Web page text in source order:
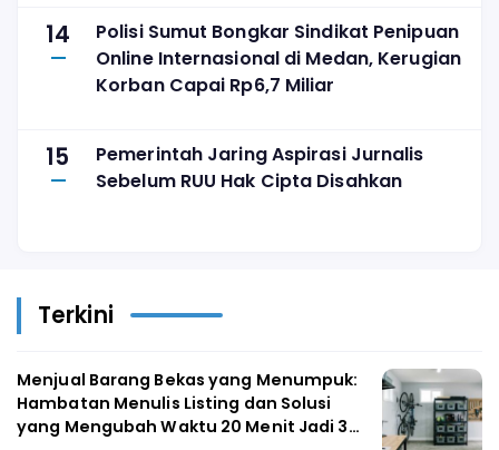
14
Polisi Sumut Bongkar Sindikat Penipuan
Online Internasional di Medan, Kerugian
Korban Capai Rp6,7 Miliar
15
Pemerintah Jaring Aspirasi Jurnalis
Sebelum RUU Hak Cipta Disahkan
Terkini
Menjual Barang Bekas yang Menumpuk:
Hambatan Menulis Listing dan Solusi
yang Mengubah Waktu 20 Menit Jadi 3